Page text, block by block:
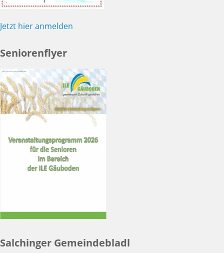
Jetzt hier anmelden
Seniorenflyer
Salchinger Gemeindebladl